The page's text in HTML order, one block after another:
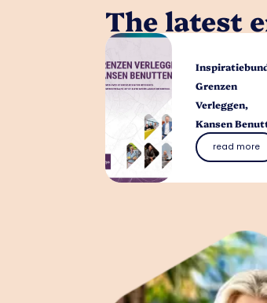
The latest
Grenzen
Verleggen,
Kansen
read more